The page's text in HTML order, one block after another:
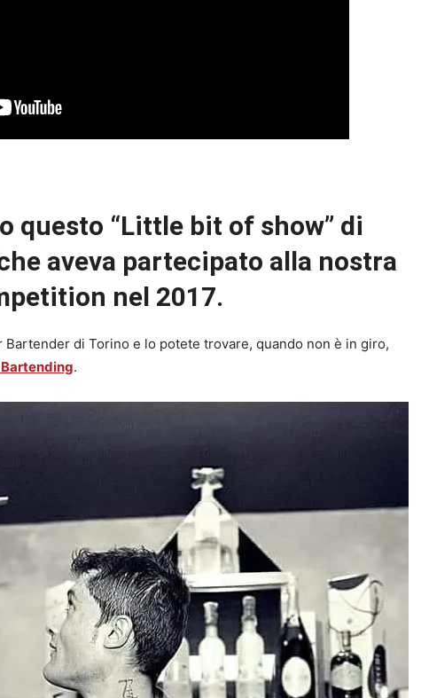
questo “Little bit of show” di
aveva partecipato alla nostra
nel 2017.
Bartender di Torino e lo potete trovare, quando non è in giro,
.